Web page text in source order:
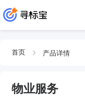
首页 产品详情
物业服务